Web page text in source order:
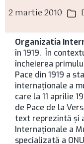
2 martie 2010
Organizatia
în 1919. În
încheierea
Pace din 1919 a
internaţionale a
care la 11 aprilie
de Pace de la
text reprezintă şi
Internaţionale a
specializată a